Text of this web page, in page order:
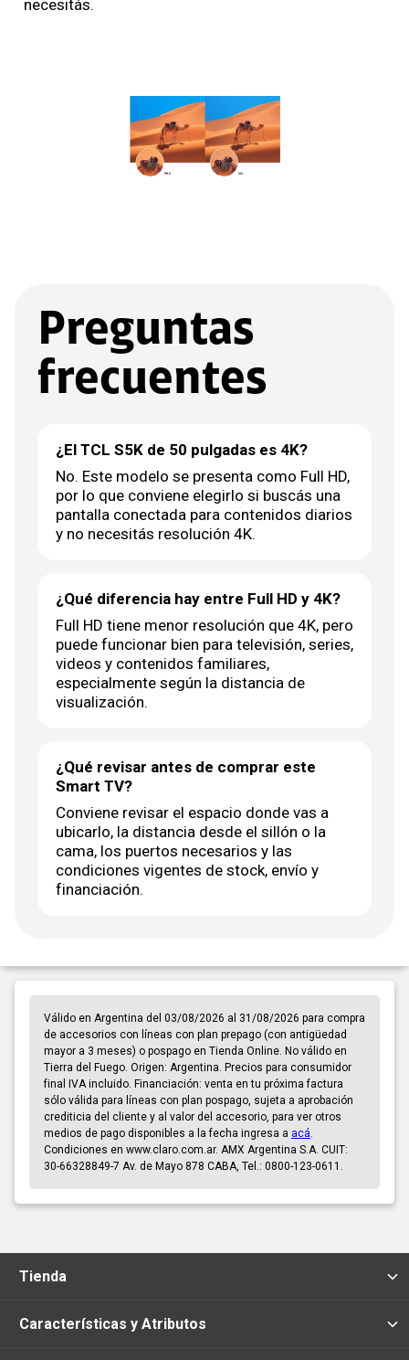
necesitás.
Preguntas
frecuentes
¿El TCL S5K de 50 pulgadas es 4K?
No. Este modelo se presenta como Full HD,
por lo que conviene elegirlo si buscás una
pantalla conectada para contenidos diarios
y no necesitás resolución 4K.
¿Qué diferencia hay entre Full HD y 4K?
Full HD tiene menor resolución que 4K, pero
puede funcionar bien para televisión, series,
videos y contenidos familiares,
especialmente según la distancia de
visualización.
¿Qué revisar antes de comprar este
Smart TV?
Conviene revisar el espacio donde vas a
ubicarlo, la distancia desde el sillón o la
cama, los puertos necesarios y las
condiciones vigentes de stock, envío y
financiación.
Válido en Argentina del 03/08/2026 al 31/08/2026 para compra
de accesorios con líneas con plan prepago (con antigüedad
mayor a 3 meses) o pospago en Tienda Online. No válido en
Tierra del Fuego. Origen: Argentina. Precios para consumidor
final IVA incluido. Financiación: venta en tu próxima factura
sólo válida para líneas con plan pospago, sujeta a aprobación
crediticia del cliente y al valor del accesorio, para ver otros
medios de pago disponibles a la fecha ingresa a acá
Condiciones en www.claro.com.ar. AMX Argentina S.A. CUIT:
30-66328849-7 Av. de Mayo 878 CABA, Tel.: 0800-123-0611.
Tienda
Características y Atributos